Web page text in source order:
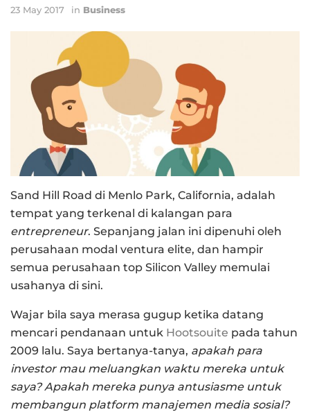
23 May 2017 in Business
Sand Hill Road di Menlo Park, California, adalah
tempat yang terkenal di kalangan para
entrepreneur. Sepanjang jalan ini dipenuhi oleh
perusahaan modal ventura elite, dan hampir
semua perusahaan top Silicon Valley memulai
usahanya di sini.
Wajar bila saya merasa gugup ketika datang
mencari pendanaan untuk Hootsouite pada tahun
2009 lalu. Saya bertanya-tanya, apakah para
investor mau meluangkan waktu mereka untuk
saya? Apakah mereka punya antusiasme untuk
membangun platform manajemen media sosial?